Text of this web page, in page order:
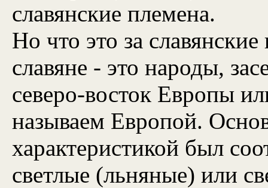
славянские племена.
Но что это за
славяне - это народы,
северо-восток Европы
называем Европой.
характеристикой был
светлые (льняные) или